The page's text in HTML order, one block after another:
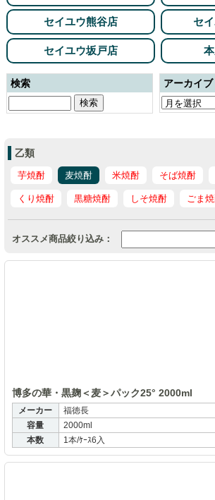
セイユウ熊谷店 セ
セイユウ坂戸店
検索 アーカイブ
乙類
芋焼酎 麦焼酎 米焼酎 そば焼酎
くり焼酎 黒糖焼酎 しそ焼酎 ごま
オススメ商品絞り込み：
博多の華・黒麹＜麦＞パック25° 2000ml
メーカー
福徳長
容量
2000ml
本数
1本/ｹｰｽ6入